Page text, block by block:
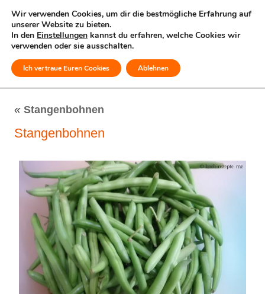
MENÜ
« Stangenbohnen
Stangenbohnen
Wir verwenden Cookies, um dir die bestmögliche Erfahrung auf
unserer Website zu bieten.
In den Einstellungen kannst du erfahren, welche Cookies wir
verwenden oder sie ausschalten.
Ich vertraue Euren Cookies Ablehnen